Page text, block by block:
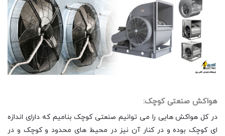
هواکش صنعتی کوچک:
در کل هواکش هایی را می توانیم صنعتی کوچک بنامیم که دارای اندازه
ای کوچک بوده و در کنار آن نیز در محیط های محدود و کوچک و در